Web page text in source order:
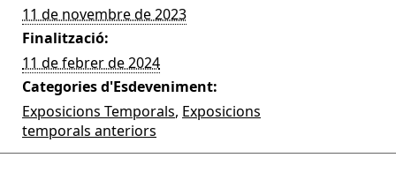
11 de novembre de 2023
Finalització:
11 de febrer de 2024
Categories d'Esdeveniment:
Exposicions Temporals, Exposicions
temporals anteriors